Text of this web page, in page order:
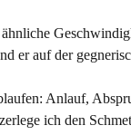
er auf der
Anlauf,
ich den